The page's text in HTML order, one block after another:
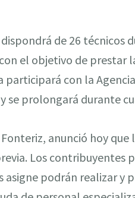
de 26 técnicos
el objetivo de prestar
con la
se prolongará durante
anunció hoy
Los contribuyentes
podrán realizar y